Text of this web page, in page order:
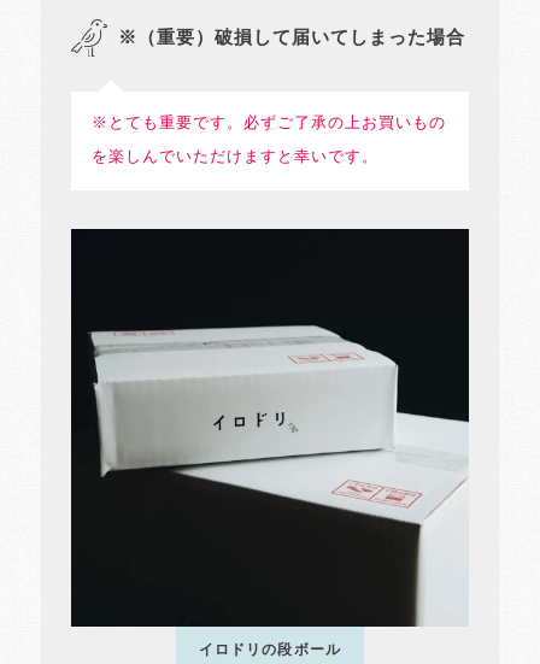
※（重要）破損して届いてしまった場合
※とても重要です。必ずご了承の上お買いもの
を楽しんでいただけますと幸いです。
イロドリの段ボール